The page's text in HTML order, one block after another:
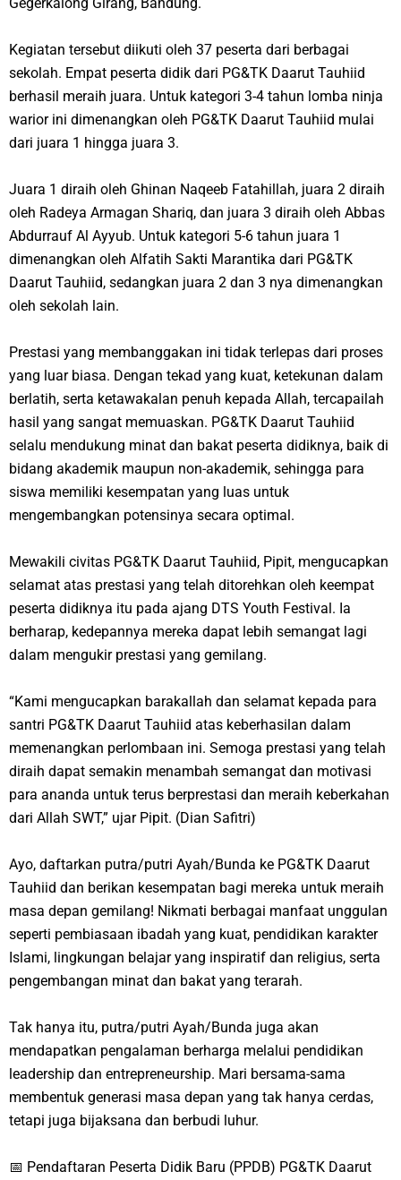
Kegiatan tersebut diikuti oleh 37 peserta dari berbagai
sekolah. Empat peserta didik dari PG&TK Daarut Tauhiid
berhasil meraih juara. Untuk kategori 3-4 tahun lomba ninja
warior ini dimenangkan oleh PG&TK Daarut Tauhiid mulai
dari juara 1 hingga juara 3.
Juara 1 diraih oleh Ghinan Naqeeb Fatahillah, juara 2 diraih
oleh Radeya Armagan Shariq, dan juara 3 diraih oleh Abbas
Abdurrauf Al Ayyub. Untuk kategori 5-6 tahun juara 1
dimenangkan oleh Alfatih Sakti Marantika dari PG&TK
Daarut Tauhiid, sedangkan juara 2 dan 3 nya dimenangkan
oleh sekolah lain.
Prestasi yang membanggakan ini tidak terlepas dari proses
yang luar biasa. Dengan tekad yang kuat, ketekunan dalam
berlatih, serta ketawakalan penuh kepada Allah, tercapailah
hasil yang sangat memuaskan. PG&TK Daarut Tauhiid
selalu mendukung minat dan bakat peserta didiknya, baik di
bidang akademik maupun non-akademik, sehingga para
siswa memiliki kesempatan yang luas untuk
mengembangkan potensinya secara optimal.
Mewakili civitas PG&TK Daarut Tauhiid, Pipit, mengucapkan
selamat atas prestasi yang telah ditorehkan oleh keempat
peserta didiknya itu pada ajang DTS Youth Festival. Ia
berharap, kedepannya mereka dapat lebih semangat lagi
dalam mengukir prestasi yang gemilang.
“Kami mengucapkan barakallah dan selamat kepada para
santri PG&TK Daarut Tauhiid atas keberhasilan dalam
memenangkan perlombaan ini. Semoga prestasi yang telah
diraih dapat semakin menambah semangat dan motivasi
para ananda untuk terus berprestasi dan meraih keberkahan
dari Allah SWT,” ujar Pipit. (Dian Safitri)
Ayo, daftarkan putra/putri Ayah/Bunda ke PG&TK Daarut
Tauhiid dan berikan kesempatan bagi mereka untuk meraih
masa depan gemilang! Nikmati berbagai manfaat unggulan
seperti pembiasaan ibadah yang kuat, pendidikan karakter
Islami, lingkungan belajar yang inspiratif dan religius, serta
pengembangan minat dan bakat yang terarah.
Tak hanya itu, putra/putri Ayah/Bunda juga akan
mendapatkan pengalaman berharga melalui pendidikan
leadership dan entrepreneurship. Mari bersama-sama
membentuk generasi masa depan yang tak hanya cerdas,
tetapi juga bijaksana dan berbudi luhur.
📅 Pendaftaran Peserta Didik Baru (PPDB) PG&TK Daarut